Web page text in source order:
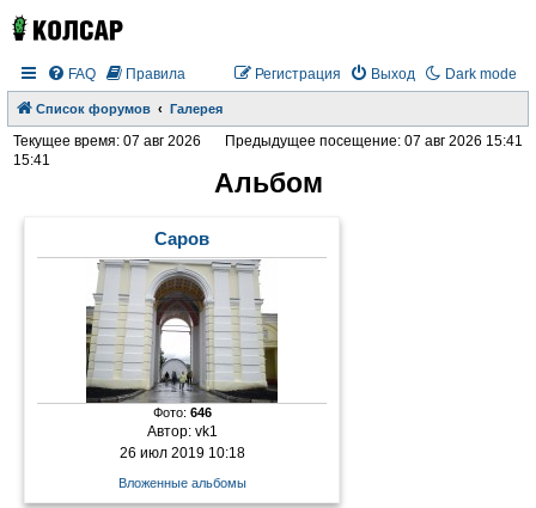
Dark mode
FAQ Правила Выход
Регистрация
Список форумов Галерея
Предыдущее посещение: 07 авг 2026 15:41
Текущее время: 07 авг 2026
15:41
Альбом
Саров
Фото: 646
Автор: vk1
26 июл 2019 10:18
Вложенные альбомы